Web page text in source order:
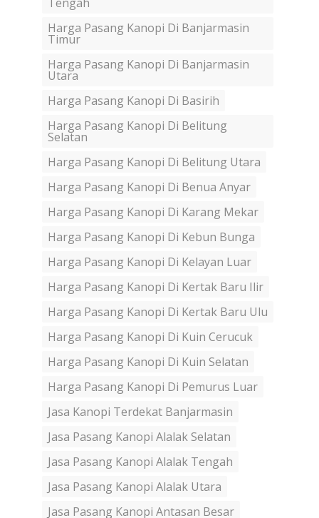
Harga Pasang Kanopi Di Banjarmasin
Timur
Harga Pasang Kanopi Di Banjarmasin
Utara
Harga Pasang Kanopi Di Basirih
Harga Pasang Kanopi Di Belitung
Selatan
Harga Pasang Kanopi Di Belitung Utara
Harga Pasang Kanopi Di Benua Anyar
Harga Pasang Kanopi Di Karang Mekar
Harga Pasang Kanopi Di Kebun Bunga
Harga Pasang Kanopi Di Kelayan Luar
Harga Pasang Kanopi Di Kertak Baru Ilir
Harga Pasang Kanopi Di Kertak Baru Ulu
Harga Pasang Kanopi Di Kuin Cerucuk
Harga Pasang Kanopi Di Kuin Selatan
Harga Pasang Kanopi Di Pemurus Luar
Jasa Kanopi Terdekat Banjarmasin
Jasa Pasang Kanopi Alalak Selatan
Jasa Pasang Kanopi Alalak Tengah
Jasa Pasang Kanopi Alalak Utara
Jasa Pasang Kanopi Antasan Besar